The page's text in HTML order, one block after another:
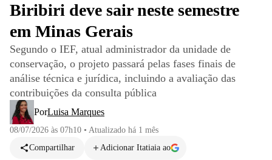
Biribiri deve sair neste semestre
em Minas Gerais
Segundo o IEF, atual administrador da unidade de
conservação, o projeto passará pelas fases finais de
análise técnica e jurídica, incluindo a avaliação das
contribuições da consulta pública
PorLuisa Marques
08/07/2026 às 07h10 • Atualizado há 1 mês
Compartilhar
Adicionar Itatiaia ao